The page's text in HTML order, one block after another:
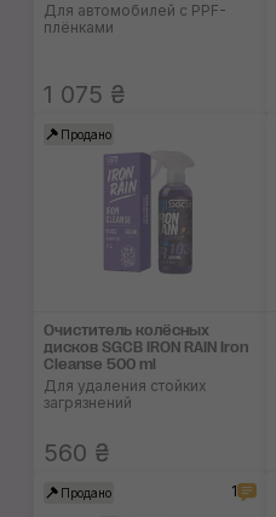
Для автомобилей с PPF-
плёнками
1 075 ₴
Продано
Очиститель колёсных
дисков SGCB IRON RAIN Iron
Cleanse 500 ml
Для удаления стойких
загрязнений
560 ₴
Продано 1